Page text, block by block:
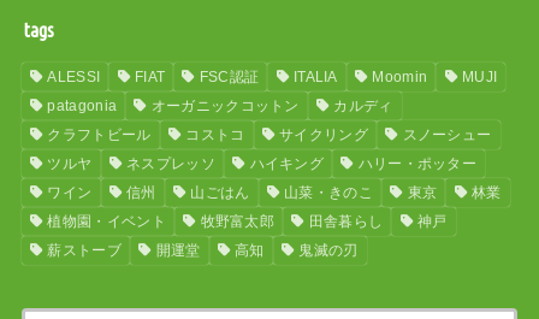
tags
ALESSI FIAT FSC認証 ITALIA Moomin
MUJI
patagonia
オーガニックコットン
カルディ
クラフトビール
コストコ サイクリング
スノーシュー
ツルヤ
ネスプレッソ ハイキング
ハリー・ポッター
ワイン
信州 山ごはん 山菜・きのこ 東京
林業
植物園・イベント
牧野富太郎 田舎暮らし
神戸
薪ストーブ
開運堂 高知 鬼滅の刃